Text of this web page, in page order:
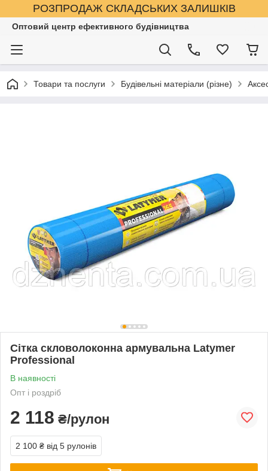
РОЗПРОДАЖ СКЛАДСЬКИХ ЗАЛИШКІВ
Оптовий центр ефективного будівництва
Товари та послуги Будівельні матеріали (різне)
Сітка скловолоконна армувальна Latymer
Professional
В наявності
Опт і роздріб
2 118 ₴/рулон
2 100 ₴ від 5 рулонів